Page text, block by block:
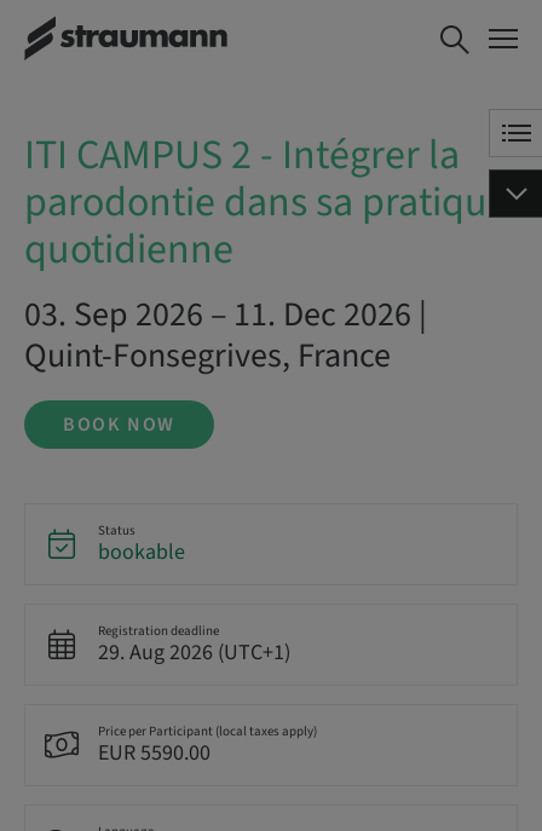
ITI CAMPUS 2 - Intégrer la
parodontie dans sa pratique
BOOK NOW
ITI CAMPUS 2 - Intégrer la
parodontie dans sa pratique
quotidienne
03. Sep 2026 – 11. Dec 2026 |
Quint-Fonsegrives, France
BOOK NOW
Status
bookable
Registration deadline
29. Aug 2026 (UTC+1)
Price per Participant (local taxes apply)
EUR 5590.00